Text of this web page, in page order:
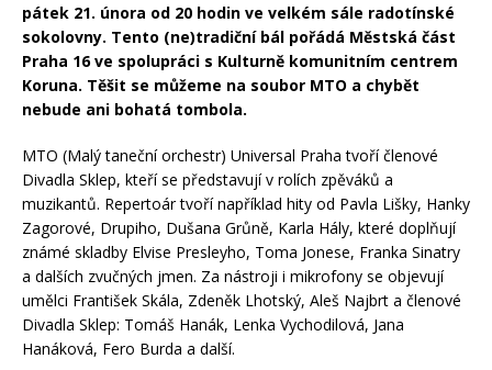
pátek 21. února od 20 hodin ve velkém sále radotínské
sokolovny. Tento (ne)tradiční bál pořádá Městská část
Praha 16 ve spolupráci s Kulturně komunitním centrem
Koruna. Těšit se můžeme na soubor MTO a chybět
nebude ani bohatá tombola.
MTO (Malý taneční orchestr) Universal Praha tvoří členové
Divadla Sklep, kteří se představují v rolích zpěváků a
muzikantů. Repertoár tvoří například hity od Pavla Lišky, Hanky
Zagorové, Drupiho, Dušana Grůně, Karla Hály, které doplňují
známé skladby Elvise Presleyho, Toma Jonese, Franka Sinatry
a dalších zvučných jmen. Za nástroji i mikrofony se objevují
umělci František Skála, Zdeněk Lhotský, Aleš Najbrt a členové
Divadla Sklep: Tomáš Hanák, Lenka Vychodilová, Jana
Hanáková, Fero Burda a další.